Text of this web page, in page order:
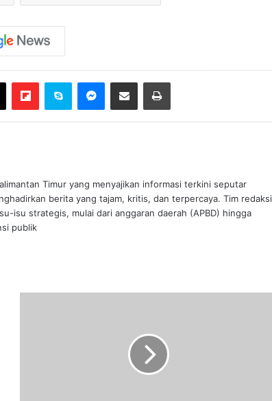
FlipboardSkype Messenger
Bagikan melalui Email Cetak
Timur yang menyajikan informasi terkini seputar
berita yang tajam, kritis, dan terpercaya. Tim redaksi
isu strategis, mulai dari anggaran daerah (APBD) hingga
publik